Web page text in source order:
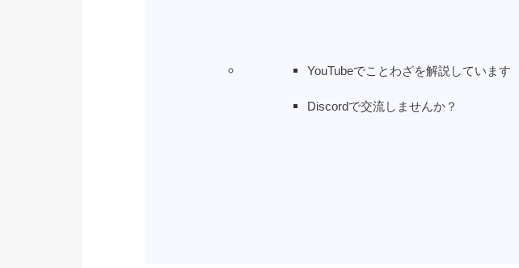
YouTubeでことわざを解説しています
Discordで交流しませんか？